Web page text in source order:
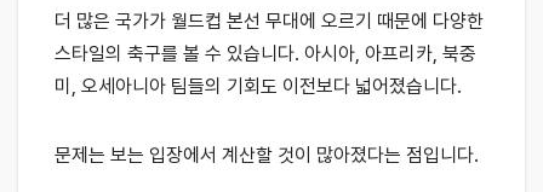
더 많은 국가가 월드컵 본선 무대에 오르기 때문에 다양한
스타일의 축구를 볼 수 있습니다. 아시아, 아프리카, 북중
미, 오세아니아 팀들의 기회도 이전보다 넓어졌습니다.
문제는 보는 입장에서 계산할 것이 많아졌다는 점입니다.